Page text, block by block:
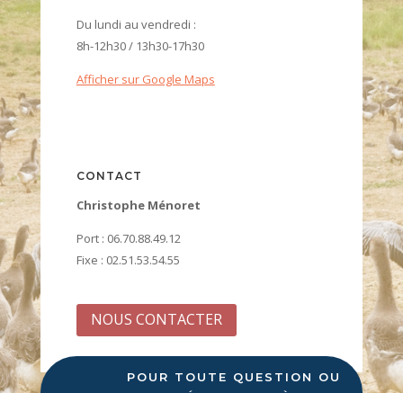
Du lundi au vendredi :
8h-12h30 / 13h30-17h30
Afficher sur Google Maps
CONTACT
Christophe Ménoret
Port : 06.70.88.49.12
Fixe : 02.51.53.54.55
NOUS CONTACTER
POUR TOUTE QUESTION OU